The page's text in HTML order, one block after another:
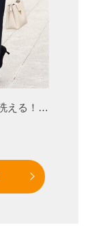
【選べるボトムス】２点セット洗える！ツイードセットアップスーツ